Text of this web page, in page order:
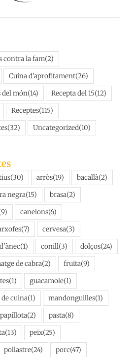
contra la fam(2)
Cuina d'aprofitament(26)
del món(14) Recepta del 15(12)
Receptes(115)
(32) Uncategorized(10)
(30) arròs(19) bacallà(2)
negra(15) brasa(2)
canelons(6)
(7) cervesa(3)
(1) conill(3) dolços(24)
de cabra(2) fruita(9)
(1) guacamole(1)
cuina(1) mandonguilles(1)
papillota(2) pasta(8)
(13) peix(25)
pollastre(24) porc(47)